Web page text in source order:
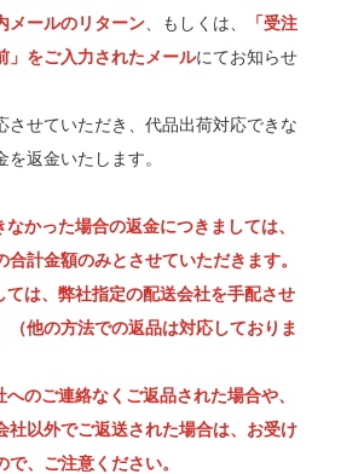
メールのリターン 、もしくは、
「受注
」をご入力されたメールにてお知らせ
させていただき、代品出荷対応できな
返金いたします。
かった場合の返金につきましては、
合計金額のみとさせていただきます。
は、弊社指定の配送会社を手配させ
（他の方法での返品は対応しておりま
のご連絡なくご返品された場合や、
社以外でご返送された場合は、お受け
、ご注意ください。